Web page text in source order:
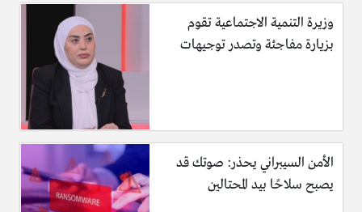
4- نرش النشا على سطح الفرد، ونفرد كل كرة من الكور دائرة
متوسطة الحجم،وبعد فرد كل الكور، أحضري الزبدة ونضع
قطعة على سطح كل دائرة ونفردها كما هو موضح فى الصورة.
وزيرة التنمية الاجتماعية تقوم
بزيارة مفاجئة وتصدر توجيهات
الأمن السيبراني يحذر: صوتك قد
يصبح سلاحًا بيد المحتالين